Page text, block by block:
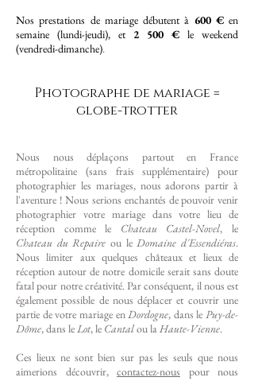
Nos prestations de mariage débutent à 600 €en
semaine (lundi-jeudi), et 2 500 € le weekend
(vendredi-dimanche).
Photographe de mariage =
globe-trotter
Nous nous déplaçons partout en France
métropolitaine (sans frais supplémentaire) pour
photographier les mariages, nous adorons partir à
l'aventure ! Nous serions enchantés de pouvoir venir
photographier votre mariage dans votre lieu de
réception comme le Chateau Castel-Novel, le
Chateau du Repaire ou leDomaine d'Essendiéras.
Nous limiter aux quelques châteaux et lieux de
réception autour de notre domicile serait sans doute
fatal pour notre créativité. Par conséquent, il nous est
également possible de nous déplacer et couvrir une
partie de votre mariage enDordogne, dans le Puy-de-
Dôme, dans leLot, le Cantalou laHaute-Vienne.
Ces lieux ne sont bien sur pas les seuls que nous
aimerions découvrir, contactez-nous pour nous